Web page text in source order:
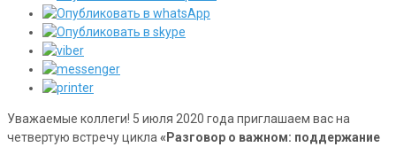
Уважаемые коллеги! 5 июля 2020 года приглашаем вас на
четвертую встречу цикла «Разговор о важном: поддержание